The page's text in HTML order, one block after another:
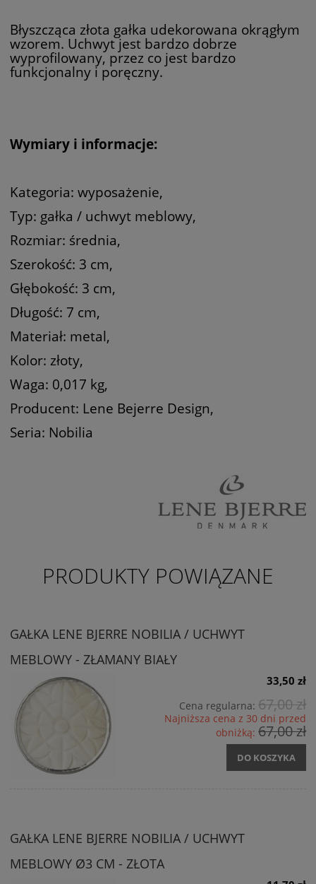
Błyszcząca złota gałka udekorowana okrągłym
wzorem. Uchwyt jest bardzo dobrze
wyprofilowany, przez co jest bardzo
funkcjonalny i poręczny.
Wymiary i informacje:
Kategoria: wyposażenie,
Typ: gałka / uchwyt meblowy,
Rozmiar: średnia,
Szerokość: 3 cm,
Głębokość: 3 cm,
Długość: 7 cm,
Materiał: metal,
Kolor: złoty,
Waga: 0,017 kg,
Producent: Lene Bejerre Design,
Seria: Nobilia
PRODUKTY POWIĄZANE
GAŁKA LENE BJERRE NOBILIA / UCHWYT
MEBLOWY - ZŁAMANY BIAŁY
33,50 zł
Cena regularna: 67,00 zł
Najniższa cena z 30 dni przed
obniżką: 67,00 zł
DO KOSZYKA
GAŁKA LENE BJERRE NOBILIA / UCHWYT
MEBLOWY Ø3 CM - ZŁOTA